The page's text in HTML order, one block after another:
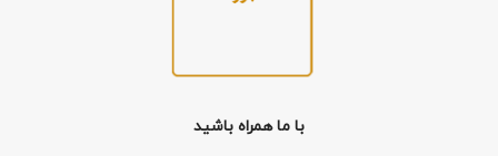
با ما همراه باشید